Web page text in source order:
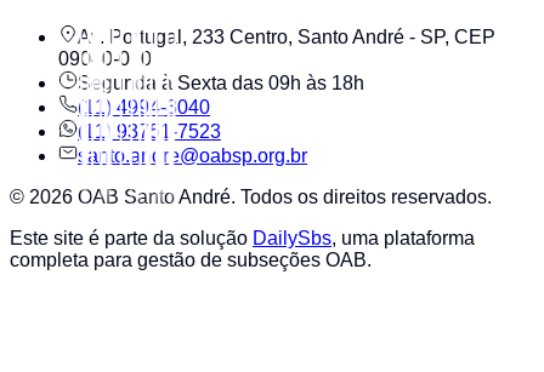
Av. Portugal, 233 Centro, Santo André - SP, CEP
09040-010
Segunda à Sexta das 09h às 18h
(11) 4994-3040
(11) 93751-7523
santo.andre@oabsp.org.br
© 2026 OAB Santo André. Todos os direitos reservados.
Este site é parte da solução DailySbs, uma plataforma
completa para gestão de subseções OAB.